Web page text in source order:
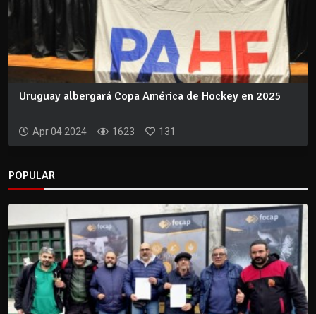
Uruguay albergará Copa América de Hockey en 2025
Apr 04 2024 1623 131
POPULAR